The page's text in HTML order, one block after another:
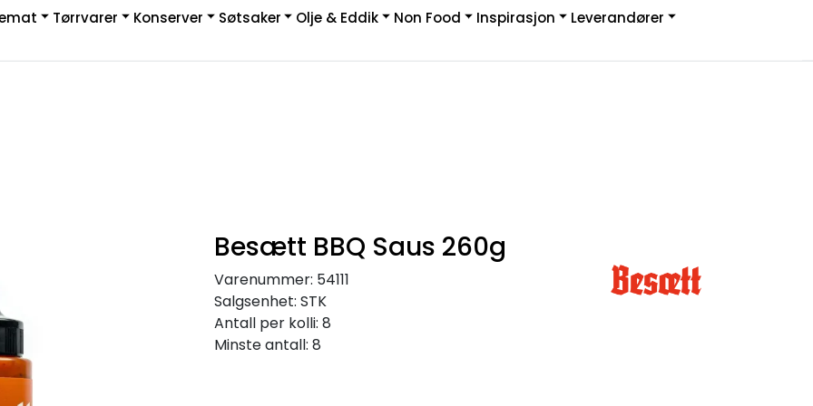
& Retur |
Tørrvarer Konserver Søtsaker Olje & Eddik Non Food Inspirasjon Leverandører
Besætt BBQ Saus 260g
Varenummer: 54111
Salgsenhet: STK
Antall per kolli: 8
Minste antall: 8